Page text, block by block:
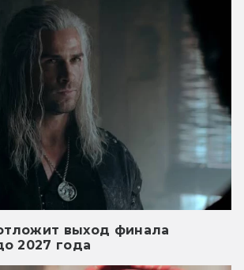
выход финала
2027 года